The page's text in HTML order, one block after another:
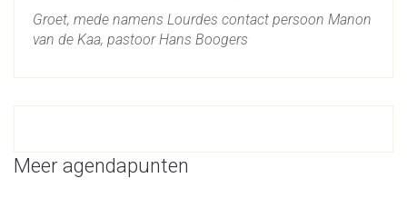
Groet, mede namens Lourdes contact persoon Manon
van de Kaa, pastoor Hans Boogers
Meer agendapunten